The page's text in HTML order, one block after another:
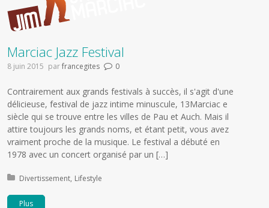
Marciac Jazz Festival
8 juin 2015 parfrancegites 0
Contrairement aux grands festivals à succès, il s'agit d'une
délicieuse, festival de jazz intime minuscule, 13Marciac e
siècle qui se trouve entre les villes de Pau et Auch. Mais il
attire toujours les grands noms, et étant petit, vous avez
vraiment proche de la musique. Le festival a débuté en
1978 avec un concert organisé par un […]
Publié dans:
Divertissement Lifestyle
Plus